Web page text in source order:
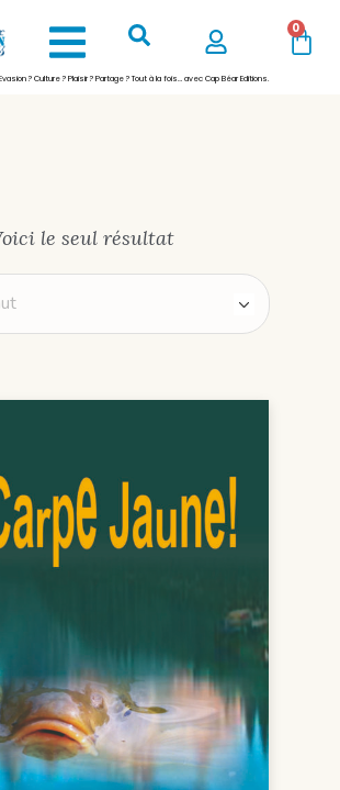
0
? Culture ? Plaisir ? Partage ? Tout à la fois… avec Cap Béar Editions.
le seul résultat